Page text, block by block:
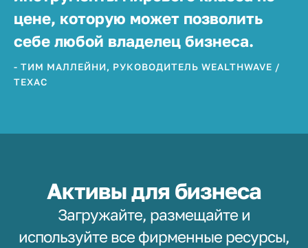
цене, которую может позволить
себе любой владелец бизнеса.
- ТИМ МАЛЛЕЙНИ, РУКОВОДИТЕЛЬ WEALTHWAVE /
ТЕХАС
Активы для бизнеса
Загружайте, размещайте и
используйте все фирменные ресурсы,